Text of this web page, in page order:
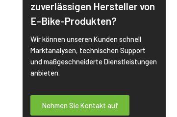
zuverlässigen Hersteller von
E-Bike-Produkten?
Wir können unseren Kunden schnell
Marktanalysen, technischen Support
und maßgeschneiderte Dienstleistungen
anbieten.
Nehmen Sie Kontakt auf